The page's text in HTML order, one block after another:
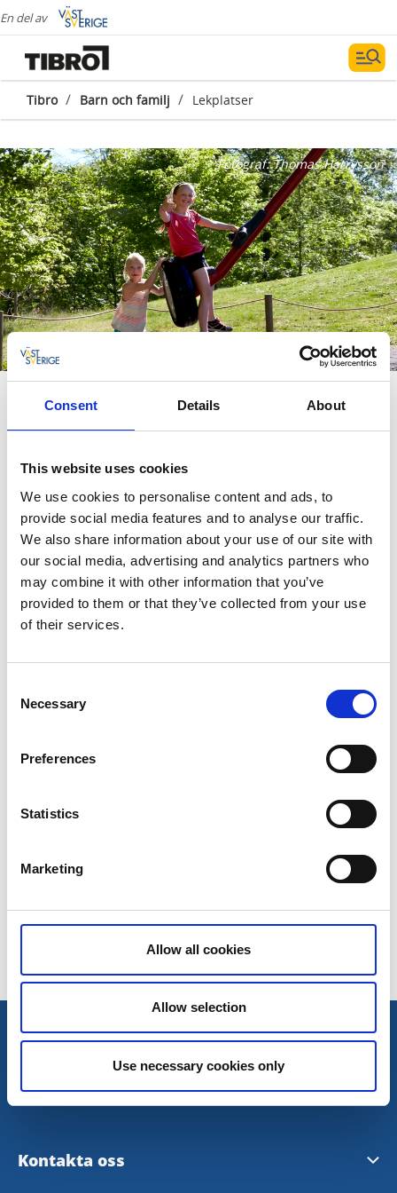
Consent Details About
This website uses cookies
We use cookies to personalise content and ads, to
provide social media features and to analyse our traffic.
We also share information about your use of our site with
our social media, advertising and analytics partners who
may combine it with other information that you’ve
provided to them or that they’ve collected from your use
of their services.
Selection
Necessary
Preferences
Statistics
Marketing
Allow all cookies
Allow selection
Use necessary cookies only
En del av
Tibro / Barn och familj / Lekplatser
Fotograf:Thomas Harrysson
leka och få utlopp för all sin energi. Här tipsar
vi om våra favoriter.
Hörneboparke
För den äventyrliga! Tävla med kompisarna i
hinderbanan, åk linbana, spela fotboll, basket eller åk
rutschkana. Här finns också grillplatser, så packa med
en matsäck och käka lunch ute i friska luften.
Se karta här
Stadsparken -
I vackra stadsparken, mitt i Tibro finns
studsmattor. Här finns också vackra grönområden
med blommande vitsippor på våren.
Senast uppdaterad:8 juni 2020
Kontakta oss